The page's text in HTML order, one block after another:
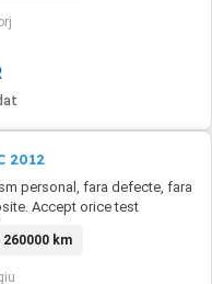
assist( păstrează distanta si
Dotări: -interior parțial piele
-suspensie ...
2012
personal, fara defecte, fara
Accept orice test
260000 km